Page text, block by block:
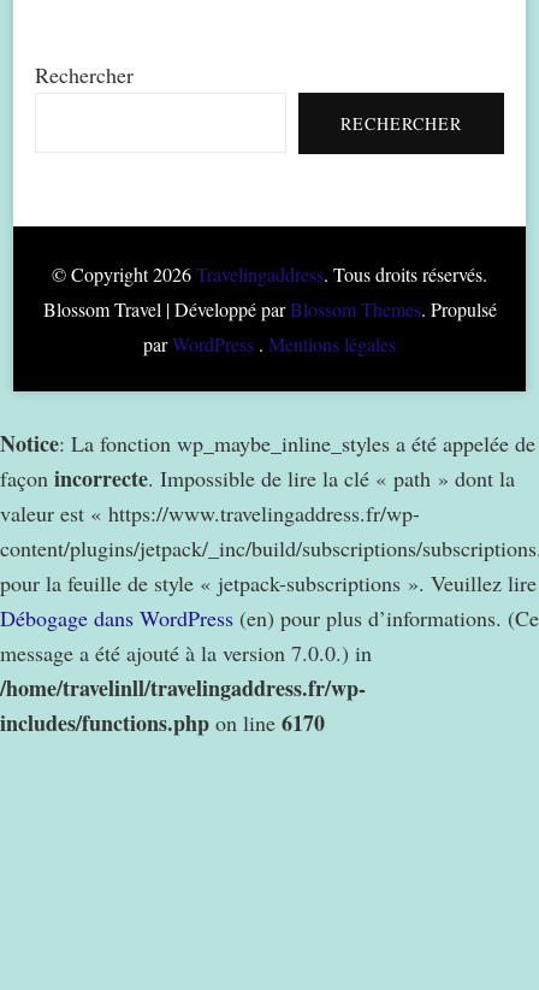
Rechercher
RECHERCHER
© Copyright 2026Travelingaddress. Tous droits réservés.
Blossom Travel | Développé parBlossom Themes. Propulsé
parWordPress . Mentions légales
Notice: La fonction wp_maybe_inline_styles a été appelée de
façon incorrecte. Impossible de lire la clé « path » dont la
valeur est « https://www.travelingaddress.fr/wp-
content/plugins/jetpack/_inc/build/subscriptions/
pour la feuille de style « jetpack-subscriptions ». Veuillez lire
Débogage dans WordPress (en) pour plus d’informations. (Ce
message a été ajouté à la version 7.0.0.) in
/home/travelinll/travelingaddress.fr/wp-
includes/functions.php on line 6170